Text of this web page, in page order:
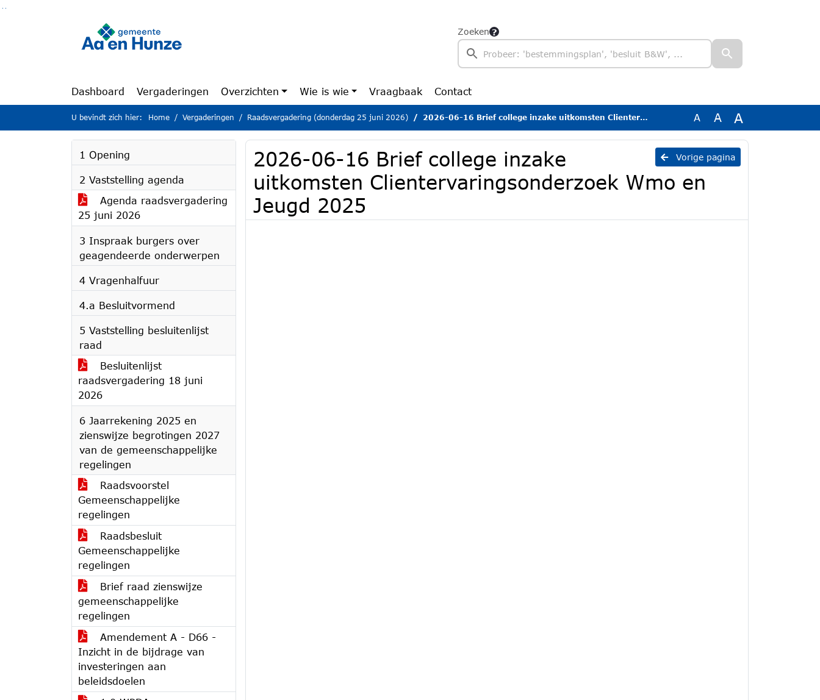
Zoeken
Dashboard Vergaderingen Overzichten Wie is wie Vraagbaak Contact
U bevindt zich hier: Home Vergaderingen Raadsvergadering (donderdag 25 juni 2026) 2026-06-16 Brief college inzake uitkomsten Clientervaringsonderzoek Wmo en Jeugd 2025 A A A
1 Opening
2 Vaststelling agenda
Agenda raadsvergadering
25 juni 2026
3 Inspraak burgers over
geagendeerde onderwerpen
4 Vragenhalfuur
4.a Besluitvormend
5 Vaststelling besluitenlijst
raad
Besluitenlijst
raadsvergadering 18 juni
2026
6 Jaarrekening 2025 en
zienswijze begrotingen 2027
van de gemeenschappelijke
regelingen
Raadsvoorstel
Gemeenschappelijke
regelingen
Raadsbesluit
Gemeenschappelijke
regelingen
Brief raad zienswijze
gemeenschappelijke
regelingen
Amendement A - D66 -
Inzicht in de bijdrage van
investeringen aan
beleidsdoelen
Vorige pagina
2026-06-16 Brief college inzake
uitkomsten Clientervaringsonderzoek Wmo en
Jeugd 2025